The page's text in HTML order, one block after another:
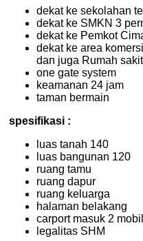
dekat ke sekolahan
dekat ke SMKN 3
dekat ke Pemkot
dekat ke area
dan juga Rumah sakit
one gate system
keamanan 24 jam
taman bermain
spesifikasi :
luas tanah 140
luas bangunan 120
ruang tamu
ruang dapur
ruang keluarga
halaman belakang
carport masuk 2 mobil
legalitas SHM